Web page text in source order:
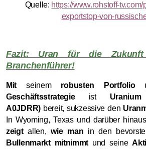
Quelle: https://www.rohstoff-
exportstop-von-
Fazit: Uran für die
Branchenführer!
Mit seinem robusten Portfolio
Geschäftsstrategieist
A0JDRR)bereit, sukzessive den
In Wyoming, Texas und darüber
zeigtallen,wie man in den
Bullenmarkt mitnimmt und seine